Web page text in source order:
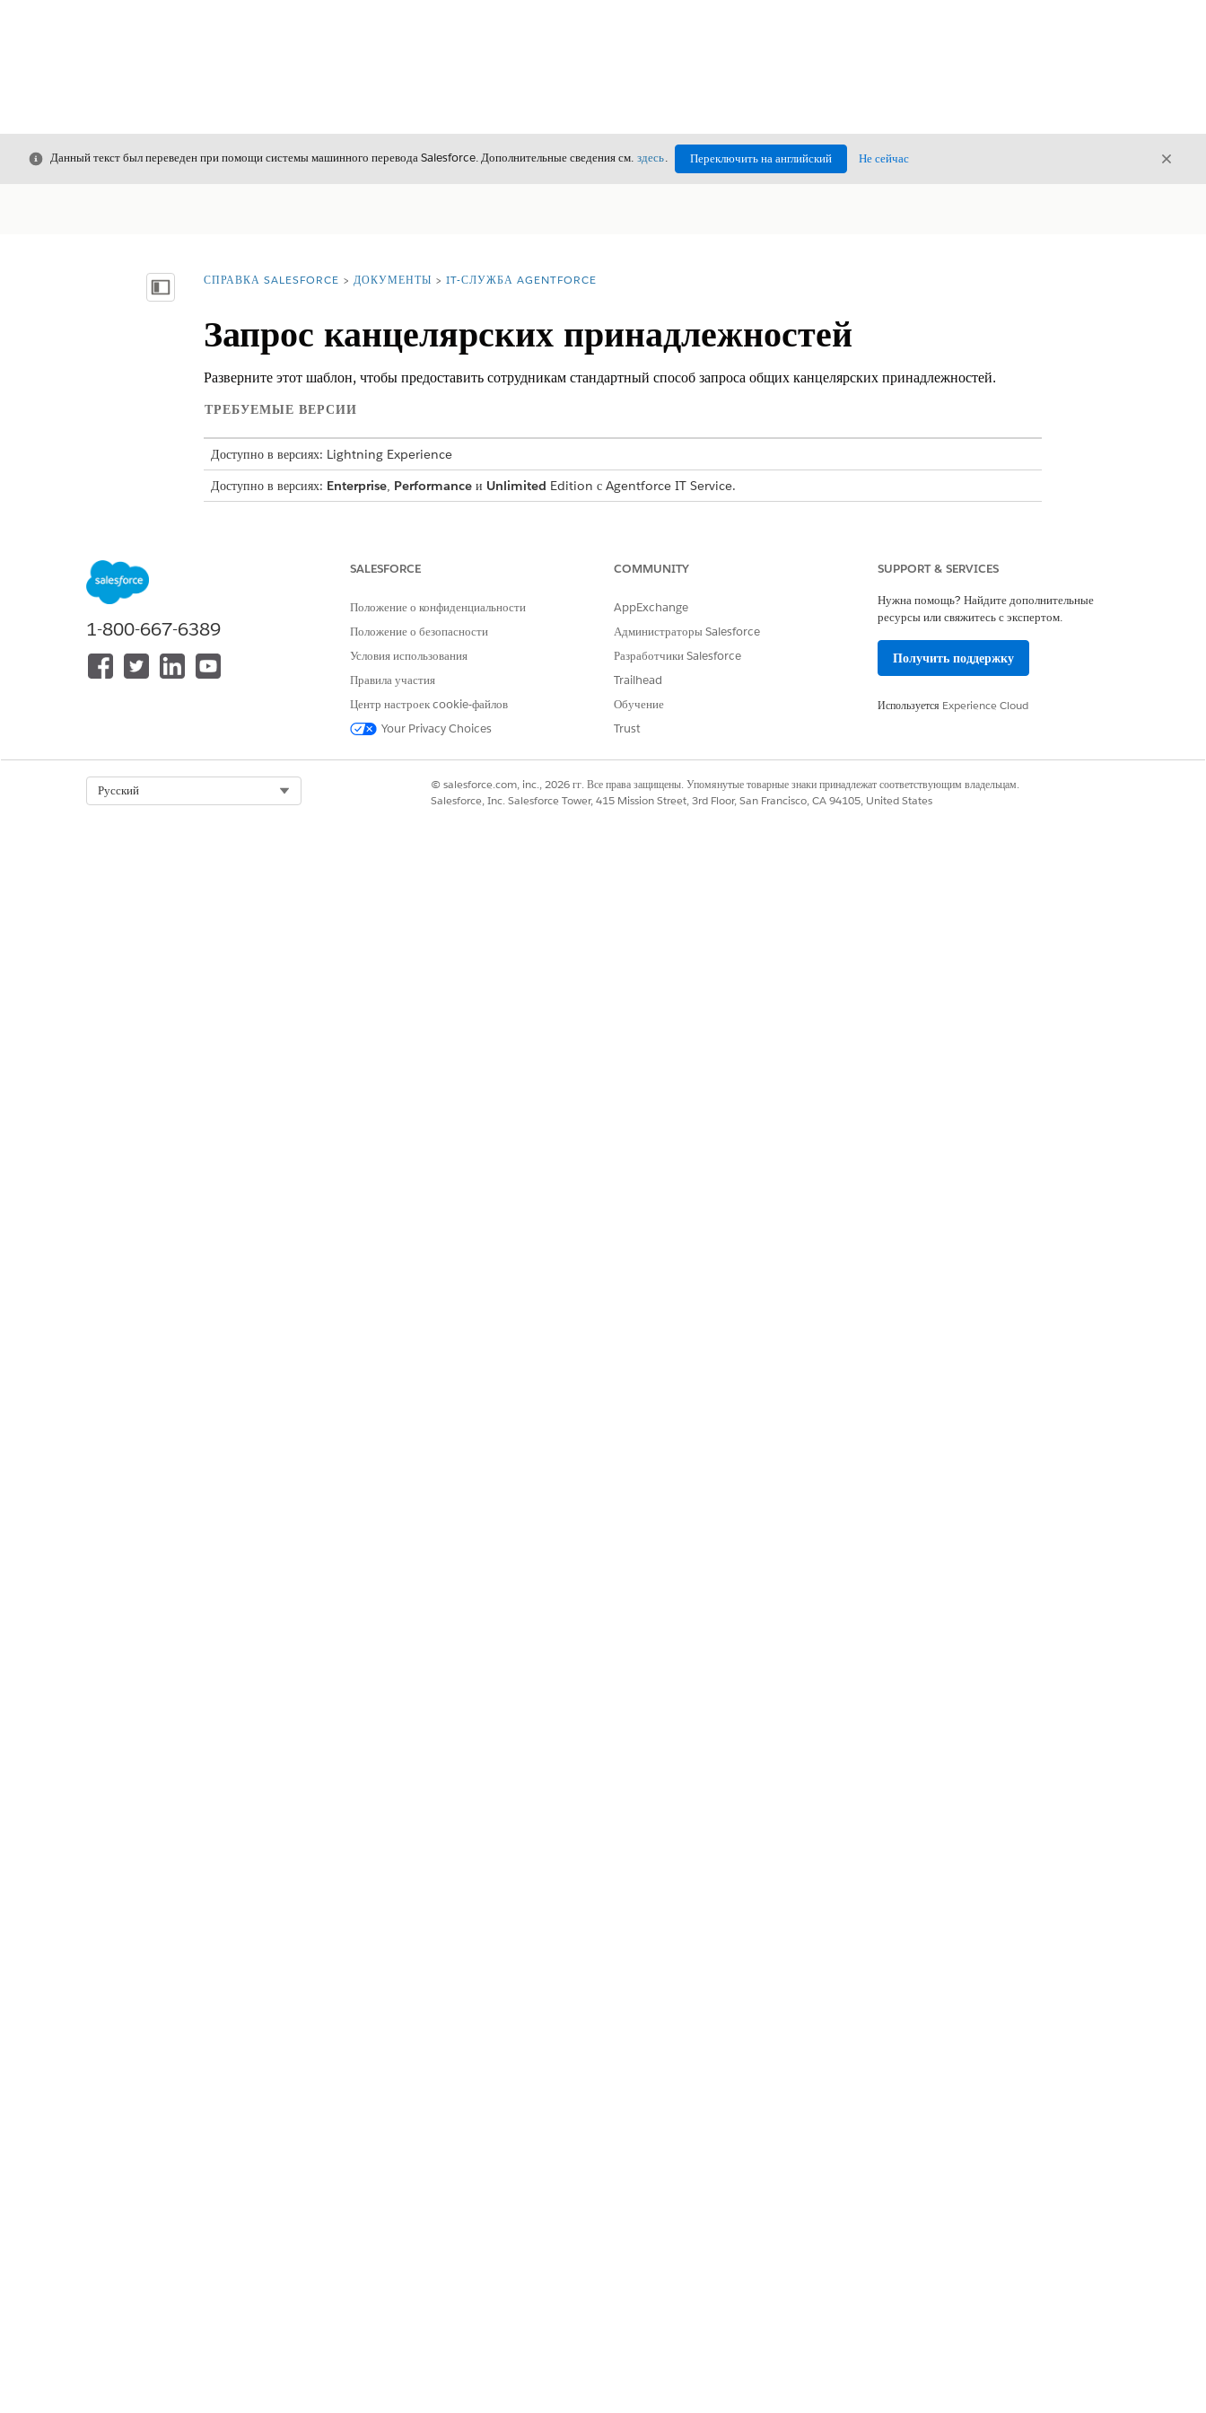
Закрыть
Данный текст был переведен при помощи системы машинного перевода Salesforce. Дополнительные сведения см. здесь. Переключить на английский Не сейчас
Показать содержание
Вы находитесь здесь:
СПРАВКА SALESFORCE ДОКУМЕНТЫ IT-СЛУЖБА AGENTFORCE
Запрос канцелярских принадлежностей
Разверните этот шаблон, чтобы предоставить сотрудникам стандартный способ запроса общих канцелярских принадлежностей.
ТРЕБУЕМЫЕ ВЕРСИИ
Доступно в версиях: Lightning Experience
Доступно в версиях: Enterprise, Performanceи Unlimited Edition с Agentforce IT Service.
Форма приема для данного шаблона собирает следующие сведения у сотрудника:
Расположение доставки: Определенное расположение офиса или отдел, куда должны быть доставлены канцелярские принадлежности.
Необходимые принадлежности и количество: Подробный список запрошенных офисных элементов, включая определенное количество (например,
Этот процесс обслуживания перенаправляет запрос на выполнение вручную группе ИТ. Вы можете создать поток в Flow Builder,
чтобы добавить настраиваемую логику, например, утверждения менеджера или автоматическое выполнение.
1-800-667-6389
SALESFORCE
Положение о конфиденциальности
Положение о безопасности
Условия использования
Правила участия
Центр настроек cookie-файлов
Your Privacy Choices
COMMUNITY
AppExchange
Администраторы Salesforce
Разработчики Salesforce
Trailhead
Обучение
Trust
SUPPORT & SERVICES
Нужна помощь? Найдите дополнительные
ресурсы или свяжитесь с экспертом.
Получить поддержку
Используется Experience Cloud
Русский
© salesforce.com, inc., 2026 гг. Все права защищены. Упомянутые товарные знаки принадлежат соответствующим владельцам.
Salesforce, Inc. Salesforce Tower, 415 Mission Street, 3rd Floor, San Francisco, CA 94105, United States